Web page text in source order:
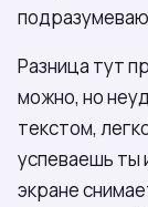
Разница тут
можно, но
текстом,
успеваешь ты
экране